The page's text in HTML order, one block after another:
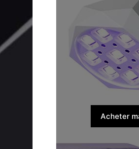
Acheter